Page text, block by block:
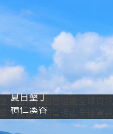
夏日墾丁
欖仁溪谷